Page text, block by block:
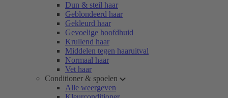
Dun & steil haar
Geblondeerd haar
Gekleurd haar
Gevoelige hoofdhuid
Krullend haar
Middelen tegen haaruitval
Normaal haar
Vet haar
Conditioner & spoelen
Alle weergeven